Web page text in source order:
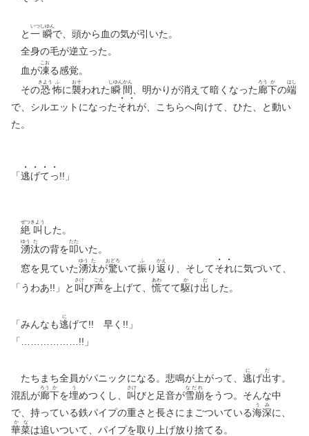
と一
いつ
瞬
しゆん
で、頭から血の気が引いた。
全身の毛が逆立った。
血が凍
こお
る感覚。
その恐
きよう
怖
ふ
に襲
おそ
われた瞬
しゆん
間
かん
、明かりが消えて暗くなった廊
ろう
下
か
の端
はし
で、シルエットになったそれが、こちらへ向けて、ひた、と動い
た。
「逃げてっ!!」
絶
ぜつ
叫
きよう
した。
湧
ゆう
汰
た
の背を叩
たた
いた。
窓を見ていた湧
ゆう
汰
た
が驚
おどろ
いて振
ふ
り返
かえ
り、そしてそれに気づいて、
「うわあ!!」と 叫
さけ
び声
ごえ
を上げて、慌
あわ
てて駆
か
け出
だ
した。
「みんなも逃
に
げて!! 早く!!」
「………………!!」
たちまち全員がパニックになる。悲鳴が上がって、 逃
に
げ出
だ
す。
混乱が廊
ろう
下
か
を埋
う
めつくし、 叫
さけ
びと足音が雪崩
なだれ
をうつ。そんな中
で、持っている鉄パイプの重さと長さにまごついている海
う
深
み
に、
華
か
菜
な
は追いついて、パイプを取り上げ放り捨てる。